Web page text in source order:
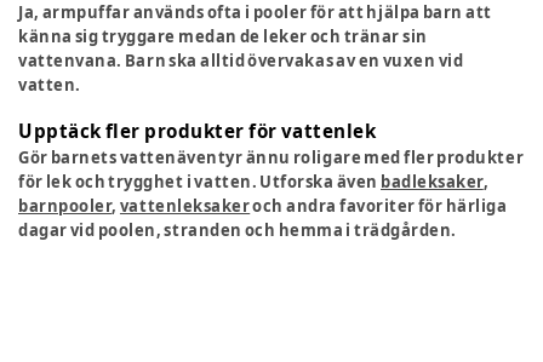
Ja, armpuffar används ofta i pooler för att hjälpa barn att
känna sig tryggare medan de leker och tränar sin
vattenvana. Barn ska alltid övervakas av en vuxen vid
vatten.
Upptäck fler produkter för vattenlek
Gör barnets vattenäventyr ännu roligare med fler produkter
för lek och trygghet i vatten. Utforska även badleksaker,
barnpooler, vattenleksakeroch andra favoriter för härliga
dagar vid poolen, stranden och hemma i trädgården.